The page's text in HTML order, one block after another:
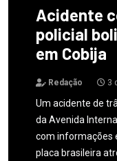
Acidente
policial
em Cobija
Redação 3
Um acidente de
da Avenida
com informações
placa brasileira